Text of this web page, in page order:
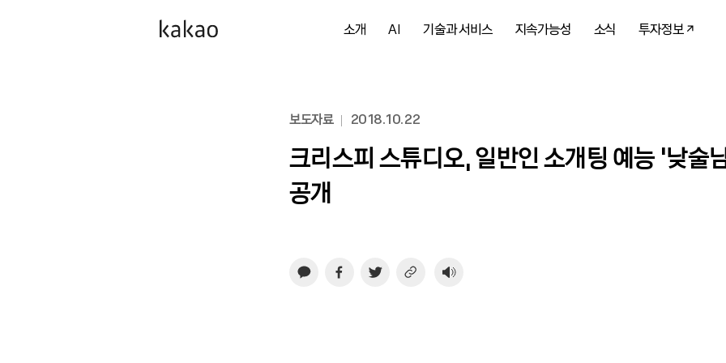
소개 AI 기술과 서비스 지속가능성 소식 투자정보
보도자료 2018.10.22
크리스피 스튜디오, 일반인 소개팅 예능 ‘낮술
공개